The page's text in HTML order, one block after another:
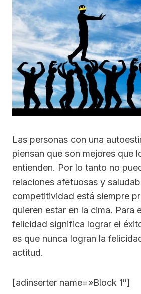
Las personas con una
piensan que son mejores que
entienden. Por lo tanto no
relaciones afetuosas y
competitividad está siempre
quieren estar en la cima. Para
felicidad significa lograr el
es que nunca logran la
actitud.
[adinserter name=»Block 1″]